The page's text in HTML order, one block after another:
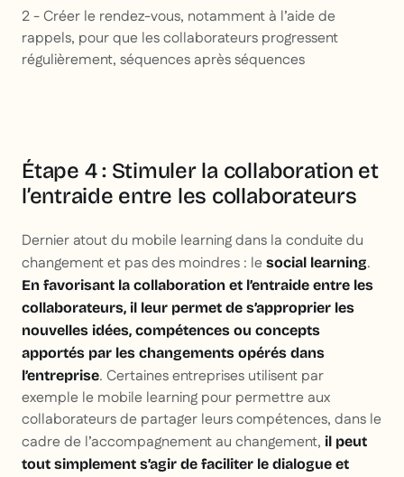
2 - Créer le rendez-vous, notamment à l’aide de
rappels, pour que les collaborateurs progressent
régulièrement, séquences après séquences
Étape 4 : Stimuler la collaboration et
l’entraide entre les collaborateurs
Dernier atout du mobile learning dans la conduite du
changement et pas des moindres : le social learning.
En favorisant la collaboration et l’entraide entre les
collaborateurs, il leur permet de s’approprier les
nouvelles idées, compétences ou concepts
apportés par les changements opérés dans
l’entreprise. Certaines entreprises utilisent par
exemple le mobile learning pour permettre aux
collaborateurs de partager leurs compétences, dans le
cadre de l’accompagnement au changement, il peut
tout simplement s’agir de faciliter le dialogue et